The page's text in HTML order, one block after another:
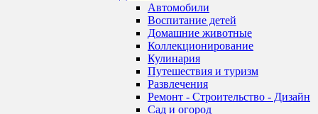
Автомобили
Воспитание детей
Домашние животные
Коллекционирование
Кулинария
Путешествия и туризм
Развлечения
Ремонт - Строительство - Дизайн
Сад и огород